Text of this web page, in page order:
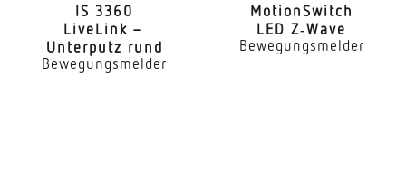
IS 3360
LiveLink –
Unterputz rund
Bewegungsmelder
Moti­onS­witch
LED Z‑Wave
Bewegungsmelder